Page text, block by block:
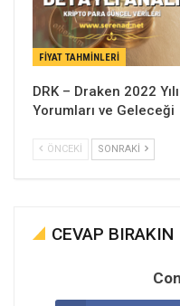
FIYAT TAHMINLERI
DRK – Draken 2022 Yılı
Yorumları ve Geleceği
ÖNCEKI SONRAKI
CEVAP BIRAKIN